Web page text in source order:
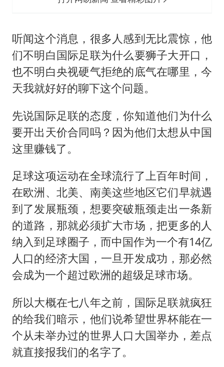
听闻这个消息，很多人感到无比震惊，他
们不明白国际足联为什么要狮子大开口，
也不明白央视硬气拒绝的底气在哪里，今
天我就好好的聊下这个问题。
先说国际足联的态度，你知道他们为什么
要开出天价合同吗？因为他们太想从中国
这里赚钱了。
足球这项运动在全球流行了上百年时间，
在欧洲、北美、南美这些地区它们早就遇
到了发展瓶颈，想要突破瓶颈走出一条新
的道路，那就必须扩大市场，把更多的人
纳入到足球圈子，而中国作为一个有14亿
人口的经济大国，一旦开发成功，那必然
会成为一个超过欧洲的超级足球市场。
所以大概在七八年之前，国际足联就疯狂
的给我们暗示，他们说希望世界杯能在一
个从未举办过的世界人口大国举办，差点
就直接报我们的名字了。